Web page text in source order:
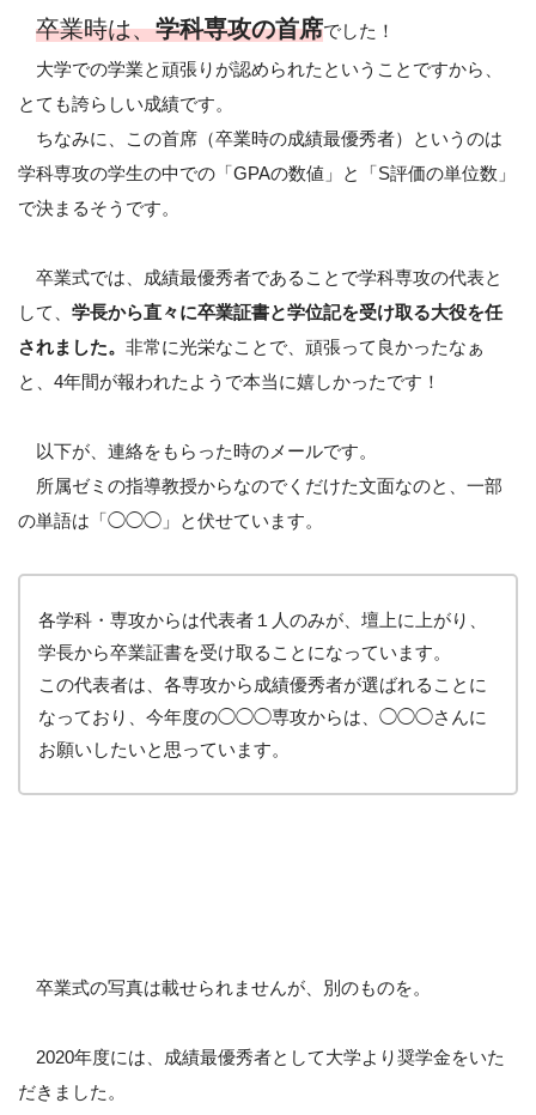
卒業時は、学科専攻の首席でした！
大学での学業と頑張りが認められたということですから、
とても誇らしい成績です。
ちなみに、この首席（卒業時の成績最優秀者）というのは
学科専攻の学生の中での「GPAの数値」と「S評価の単位数」
で決まるそうです。
卒業式では、成績最優秀者であることで学科専攻の代表と
して、 学長から直々に卒業証書と学位記を受け取る大役を任
されました。 非常に光栄なことで、頑張って良かったなぁ
と、4年間が報われたようで本当に嬉しかったです！
以下が、連絡をもらった時のメールです。
所属ゼミの指導教授からなのでくだけた文面なのと、一部
の単語は「◯◯◯」と伏せています。
各学科・専攻からは代表者１人のみが、壇上に上がり、
学長から卒業証書を受け取ることになっています。
この代表者は、各専攻から成績優秀者が選ばれることに
なっており、今年度の◯◯◯専攻からは、◯◯◯さんに
お願いしたいと思っています。
卒業式の写真は載せられませんが、別のものを。
2020年度には、成績最優秀者として大学より奨学金をいた
だきました。